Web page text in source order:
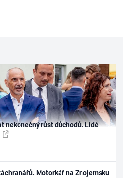
nekonečný růst důchodů. Lidé
Motorkář na Znojemsku